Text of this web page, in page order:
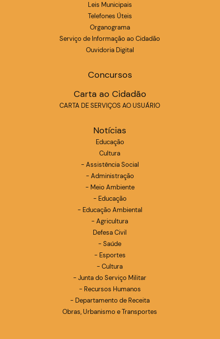
Leis Municipais
Telefones Úteis
Organograma
Serviço de Informação ao Cidadão
Ouvidoria Digital
Concursos
Carta ao Cidadão
CARTA DE SERVIÇOS AO USUÁRIO
Notícias
Educação
Cultura
- Assistência Social
- Administração
- Meio Ambiente
- Educação
- Educação Ambiental
- Agricultura
Defesa Civil
- Saúde
- Esportes
- Cultura
- Junta do Serviço Militar
- Recursos Humanos
- Departamento de Receita
Obras, Urbanismo e Transportes